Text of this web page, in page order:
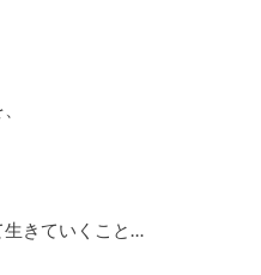
生きていくこと…